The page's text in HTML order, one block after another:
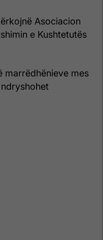
Asociacion
e Kushtetutës
marrëdhënieve mes